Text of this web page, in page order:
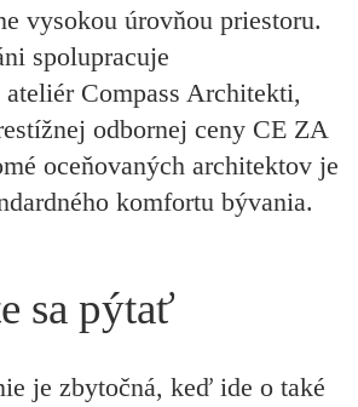
vysokou úrovňou priestoru.
spolupracuje
Compass Architekti,
odbornej ceny CE ZA
oceňovaných architektov je
komfortu bývania.
sa pýtať
je zbytočná, keď ide o také